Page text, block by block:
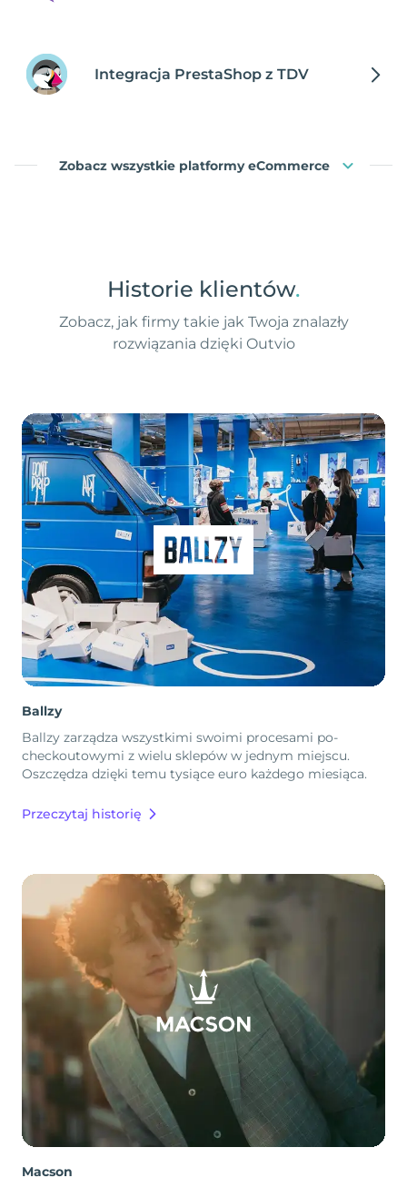
Integracja PrestaShop z TDV
Zobacz wszystkie platformy eCommerce
Historie klientów.
Zobacz, jak firmy takie jak Twoja znalazły
rozwiązania dzięki Outvio
Ballzy
Ballzy zarządza wszystkimi swoimi procesami po-
checkoutowymi z wielu sklepów w jednym miejscu.
Oszczędza dzięki temu tysiące euro każdego miesiąca.
Przeczytaj historię
Macson